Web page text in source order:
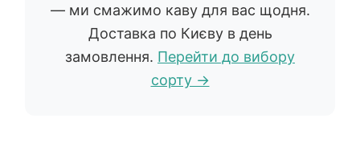
— ми смажимо каву для вас щодня.
Доставка по Києву в день
замовлення. Перейти до вибору
сорту →